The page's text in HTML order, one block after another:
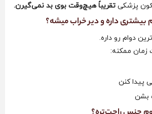
پزشکی تقریباً هیچ‌وقت بوی بد نمی‌گیرن.
دوام رو داره.
پیدا کنن
بشن